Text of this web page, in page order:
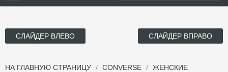
СЛАЙДЕР ВЛЕВО СЛАЙДЕР ВПРАВО
НА ГЛАВНУЮ СТРАНИЦУ CONVERSE
ЖЕНСКИЕ